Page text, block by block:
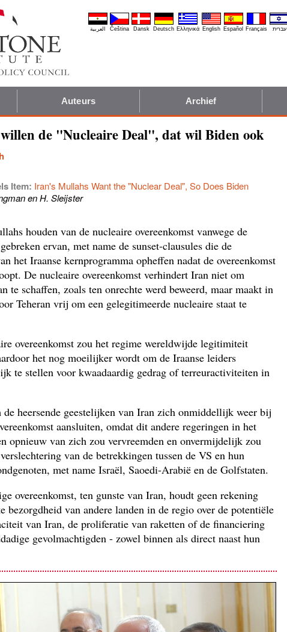
العربية Čeština Dansk Deutsch Ελληνικά English Español Français עברית
Auteurs Archief
de "Nucleaire Deal", dat wil Biden ook
Item: Iran's Mullahs Want the "Nuclear Deal", So Does Biden
en H. Sleijster
houden van de nucleaire overeenkomst vanwege de
ervan, met name de sunset-clausules die de
het Iraanse kernprogramma opheffen nadat de overeenkomst
De nucleaire overeenkomst verhindert Iran niet om
te schaffen, zoals ten onrechte werd beweerd, maar maakt in
Teheran vrij om een gelegitimeerde nucleaire staat te
overeenkomst zou het regime wereldwijde legitimiteit
het nog moeilijker wordt om de Iraanse leiders
te stellen voor kwaadaardig gedrag of terreuractiviteiten in
heersende geestelijken van Iran zich onmiddellijk weer bij
aansluiten, omdat dit andere regeringen in het
opnieuw van zich zou vervreemden en onvermijdelijk zou
van de betrekkingen tussen de VS en hun
met name Israël, Saoedi-Arabië en de Golfstaten.
overeenkomst, ten gunste van Iran, houdt geen rekening
bezorgdheid van andere landen in de regio over de potentiële
van Iran, de proliferatie van raketten of de financiering
gevolmachtigden - zowel binnen als direct naast hun